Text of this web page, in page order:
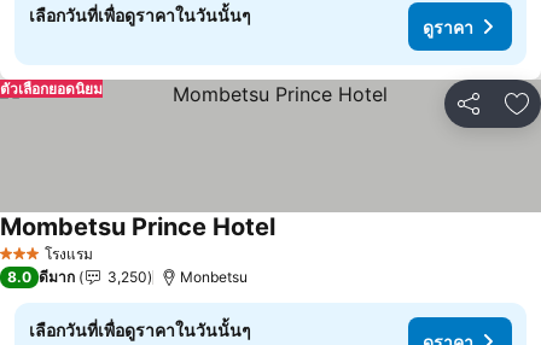
เลือกวันที่เพื่อดูราคาในวันนั้นๆ
ดูราคา
แชร์ เ
ตัวเลือกยอดนิยม
3 ดาว โรงแรม
Mombetsu Prince Hotelดูราคา
8.0 ดีมาก 3,250 Monbetsu
เลือกวันที่เพื่อดูราคาในวันนั้นๆ